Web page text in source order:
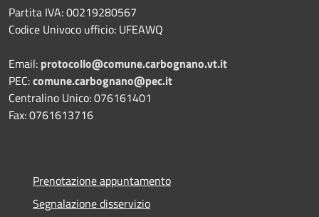
Partita IVA: 00219280567
Codice Univoco ufficio: UFEAWQ
Email: protocollo@comune.carbognano.vt.it
PEC:comune.carbognano@pec.it
Centralino Unico: 076161401
Fax: 0761613716
Prenotazione appuntamento
Segnalazione disservizio